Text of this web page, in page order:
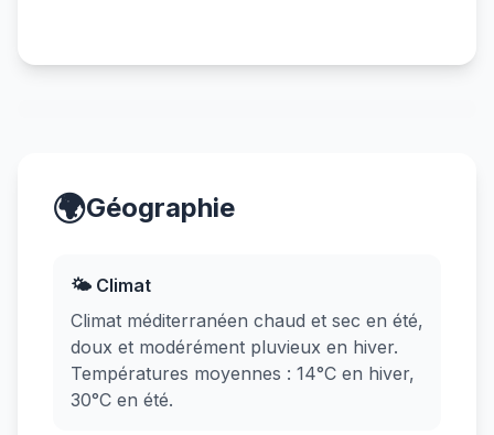
🌍Géographie
🌤️ Climat
Climat méditerranéen chaud et sec en été,
doux et modérément pluvieux en hiver.
Températures moyennes : 14°C en hiver,
30°C en été.